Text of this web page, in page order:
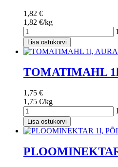
1,82 €
1,82 €/kg
1
Lisa ostukorvi
TOMATIMAHL
1,75 €
1,75 €/kg
1
Lisa ostukorvi